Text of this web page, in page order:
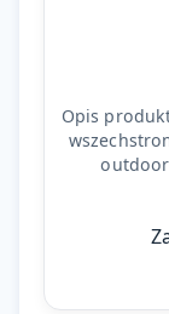
Opis